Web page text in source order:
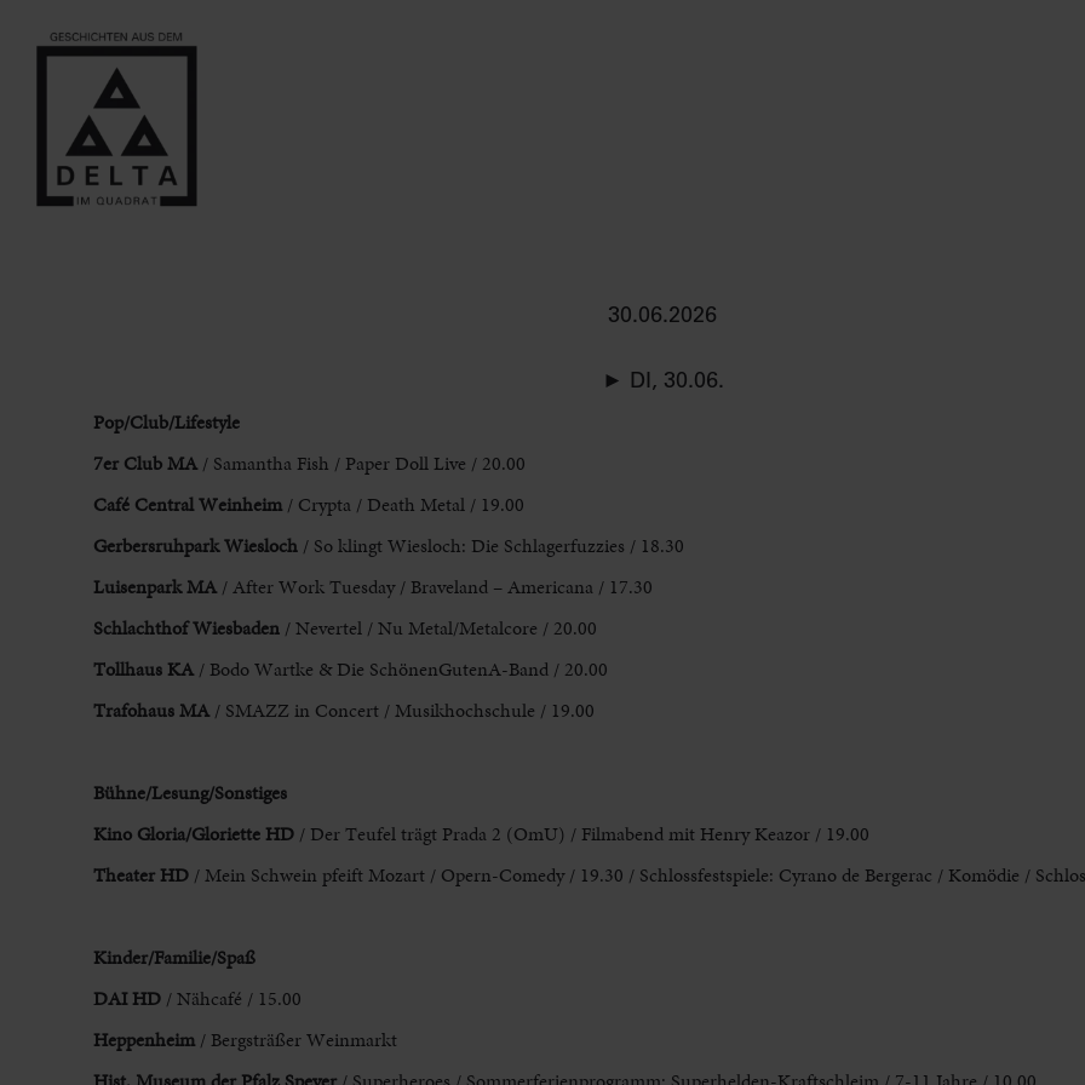
30.06.2026
► DI, 30.06.
Pop/Club/Lifestyle
7er Club MA/ Samantha Fish / Paper Doll Live / 20.00
Café Central Weinheim / Crypta / Death Metal / 19.00
Gerbersruhpark Wiesloch / So klingt Wiesloch: Die Schlagerfuzzies / 18.30
Luisenpark MA/ After Work Tuesday / Braveland – Americana / 17.30
Schlachthof Wiesbaden / Nevertel / Nu Metal/Metalcore / 20.00
Tollhaus KA / Bodo Wartke & Die SchönenGutenA-Band / 20.00
Trafohaus MA/ SMAZZ in Concert / Musikhochschule / 19.00
Bühne/Lesung/Sonstiges
Kino Gloria/Gloriette HD / DerTeufel trägt Prada 2 (OmU) / Filmabend mit Henry Keazor / 19.00
Theater HD/ Mein Schwein pfeift Mozart / Opern-Comedy / 19.30 / Schlossfestspiele: Cyrano de Bergerac / Komödie /
Kinder/Familie/Spaß
DAIHD / Nähcafé / 15.00
Heppenheim / Bergsträßer Weinmarkt